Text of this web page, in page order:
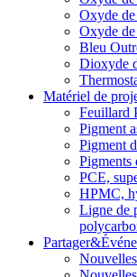
Oxyde
Oxyde
Bleu
Dioxyde
Matériel de
Feuillard
Pigment
Pigment
Pigments
PCE,
HPMC,
Ligne de